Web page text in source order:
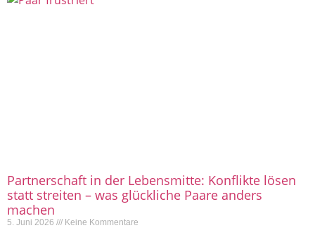
Partnerschaft in der Lebensmitte: Konflikte lösen
statt streiten – was glückliche Paare anders
machen
5. Juni 2026 Keine Kommentare